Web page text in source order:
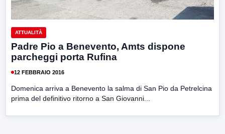
ATTUALITÀ
Padre Pio a Benevento, Amts dispone
parcheggi porta Rufina
12 FEBBRAIO 2016
Domenica arriva a Benevento la salma di San Pio da Petrelcina
prima del definitivo ritorno a San Giovanni...